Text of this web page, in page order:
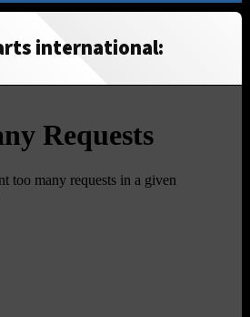
international: